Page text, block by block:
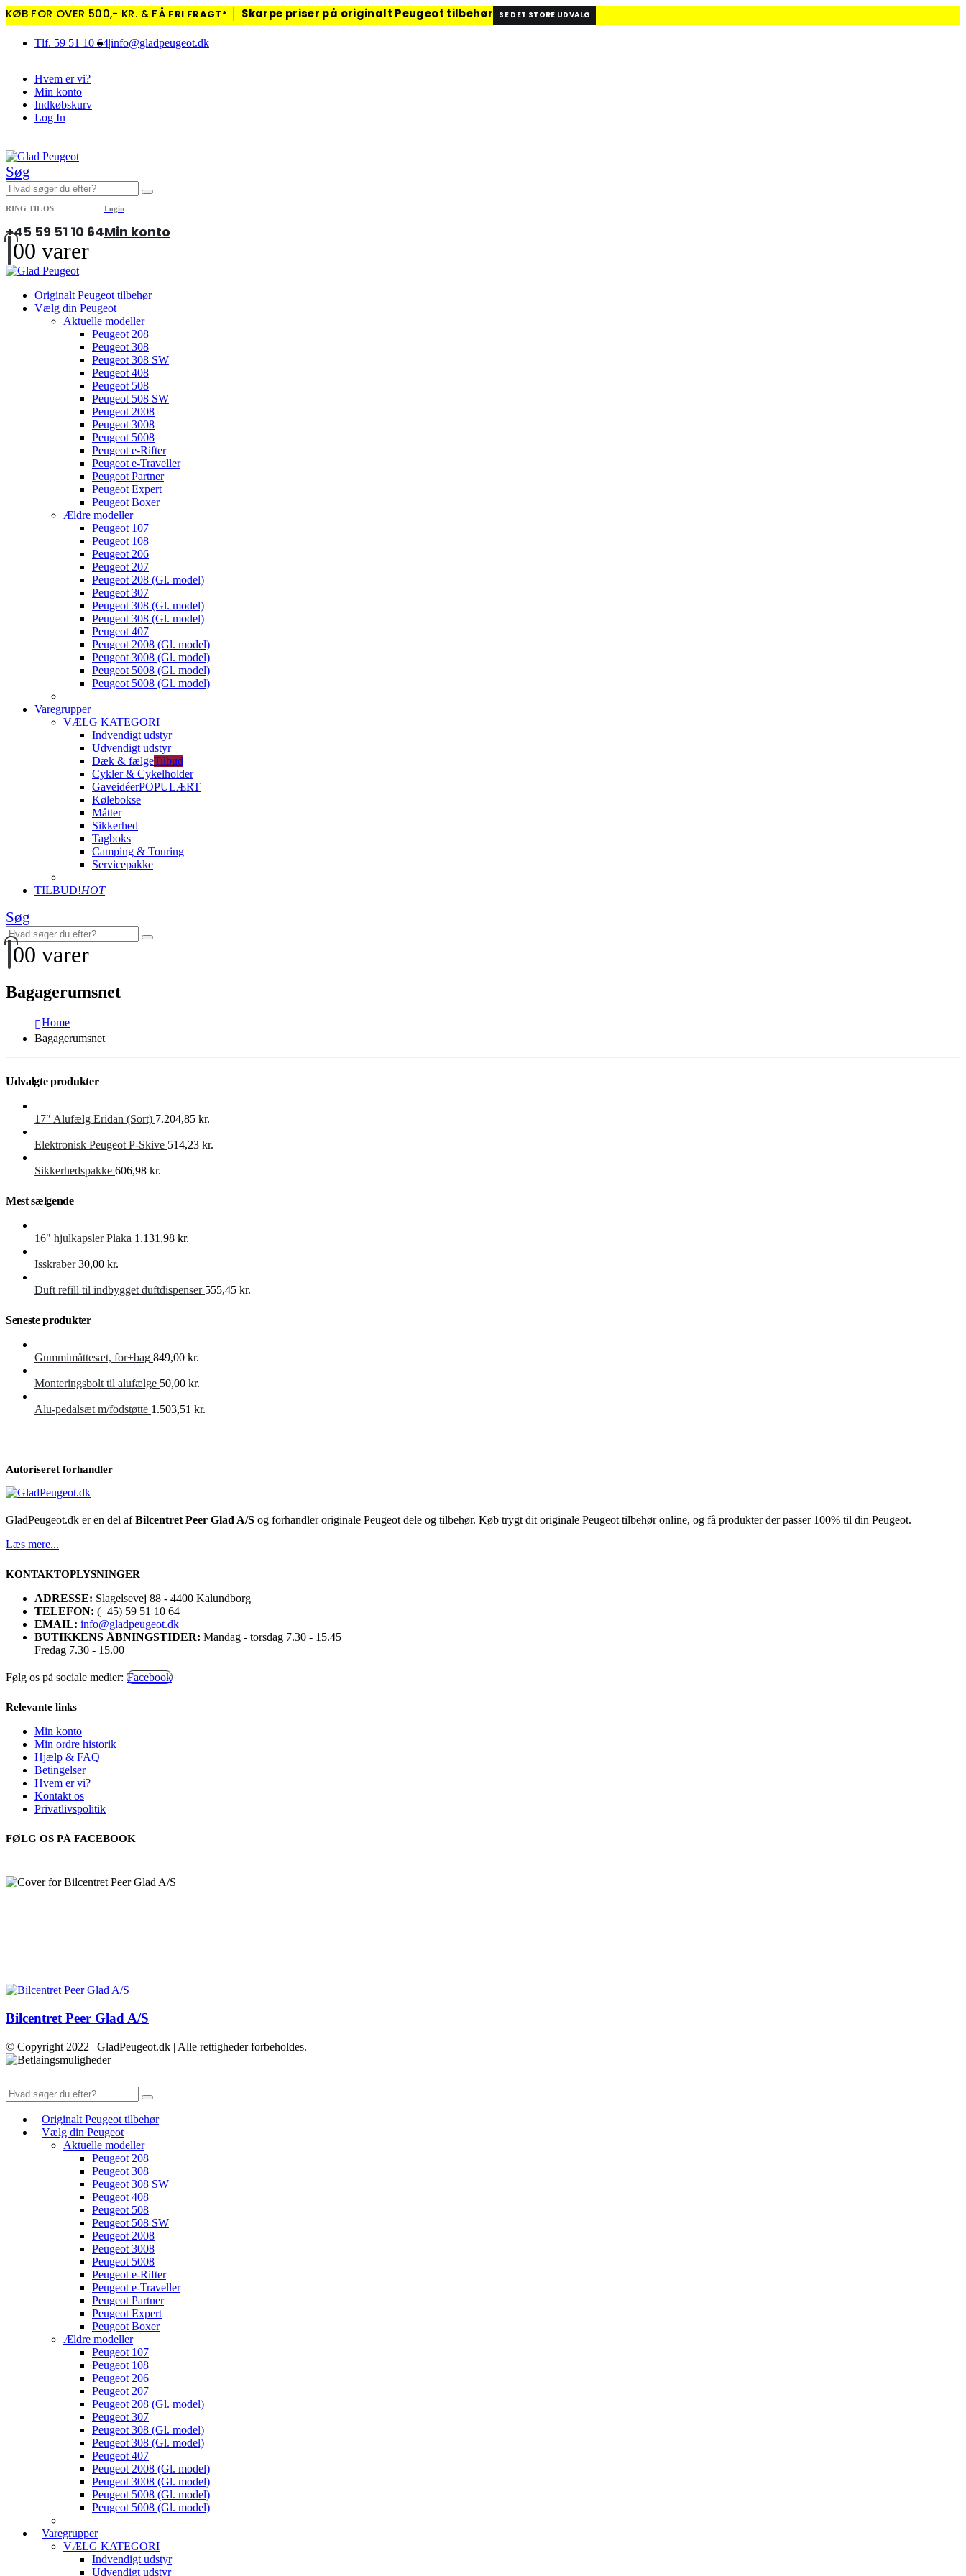
KØB FOR OVER 500,- KR. & FÅ FRI FRAGT* Skarpe priser på originalt Peugeot tilbehør SE DET STORE UDVALG
Tlf. 59 51 10 64|info@gladpeugeot.dk
Hvem er vi?
Min konto
Indkøbskurv
Log In
Søg
RING TIL OS
+45 59 51 10 64
Login
Min konto
00 varer
Originalt Peugeot tilbehør
Vælg din Peugeot
Aktuelle modeller
Peugeot 208
Peugeot 308
Peugeot 308 SW
Peugeot 408
Peugeot 508
Peugeot 508 SW
Peugeot 2008
Peugeot 3008
Peugeot 5008
Peugeot e-Rifter
Peugeot e-Traveller
Peugeot Partner
Peugeot Expert
Peugeot Boxer
Ældre modeller
Peugeot 107
Peugeot 108
Peugeot 206
Peugeot 207
Peugeot 208 (Gl. model)
Peugeot 307
Peugeot 308 (Gl. model)
Peugeot 308 (Gl. model)
Peugeot 407
Peugeot 2008 (Gl. model)
Peugeot 3008 (Gl. model)
Peugeot 5008 (Gl. model)
Peugeot 5008 (Gl. model)
Varegrupper
VÆLG KATEGORI
Indvendigt udstyr
Udvendigt udstyr
Dæk & fælgeTilbud
Cykler & Cykelholder
GaveidéerPOPULÆRT
Kølebokse
Måtter
Sikkerhed
Tagboks
Camping & Touring
Servicepakke
TILBUD!HOT
Søg
00 varer
Bagagerumsnet
Home
Bagagerumsnet
Udvalgte produkter
17″ Alufælg Eridan (Sort) 7.204,85 kr.
Elektronisk Peugeot P-Skive 514,23 kr.
Sikkerhedspakke 606,98 kr.
Mest sælgende
16" hjulkapsler Plaka 1.131,98 kr.
Isskraber 30,00 kr.
Duft refill til indbygget duftdispenser 555,45 kr.
Seneste produkter
Gummimåttesæt, for+bag 849,00 kr.
Monteringsbolt til alufælge 50,00 kr.
Alu-pedalsæt m/fodstøtte 1.503,51 kr.
Autoriseret forhandler
GladPeugeot.dk er en del afBilcentret Peer Glad A/S og forhandler originale Peugeot dele og tilbehør. Køb trygt dit originale Peugeot tilbehør online, og få produkter der passer 100% til din Peugeot.
Læs mere...
KONTAKTOPLYSNINGER
ADRESSE: Slagelsevej 88 - 4400 Kalundborg
TELEFON: (+45) 59 51 10 64
EMAIL: info@gladpeugeot.dk
BUTIKKENS ÅBNINGSTIDER: Mandag - torsdag 7.30 - 15.45
Fredag 7.30 - 15.00
Følg os på sociale medier: Facebook
Relevante links
Min konto
Min ordre historik
Hjælp & FAQ
Betingelser
Hvem er vi?
Kontakt os
Privatlivspolitik
FØLG OS PÅ FACEBOOK
Bilcentret Peer Glad A/S
© Copyright 2022 | GladPeugeot.dk | Alle rettigheder forbeholdes.
Originalt Peugeot tilbehør
Vælg din Peugeot
Aktuelle modeller
Peugeot 208
Peugeot 308
Peugeot 308 SW
Peugeot 408
Peugeot 508
Peugeot 508 SW
Peugeot 2008
Peugeot 3008
Peugeot 5008
Peugeot e-Rifter
Peugeot e-Traveller
Peugeot Partner
Peugeot Expert
Peugeot Boxer
Ældre modeller
Peugeot 107
Peugeot 108
Peugeot 206
Peugeot 207
Peugeot 208 (Gl. model)
Peugeot 307
Peugeot 308 (Gl. model)
Peugeot 308 (Gl. model)
Peugeot 407
Peugeot 2008 (Gl. model)
Peugeot 3008 (Gl. model)
Peugeot 5008 (Gl. model)
Peugeot 5008 (Gl. model)
Varegrupper
VÆLG KATEGORI
Indvendigt udstyr
Udvendigt udstyr